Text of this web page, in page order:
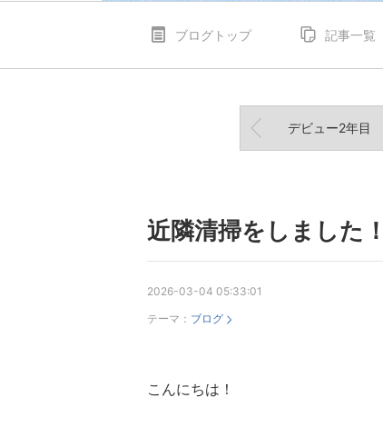
ブログトップ 記事一覧
デビュー2年目
近隣清掃をしました！
2026-03-04 05:33:01
テーマ： ブログ
こんにちは！